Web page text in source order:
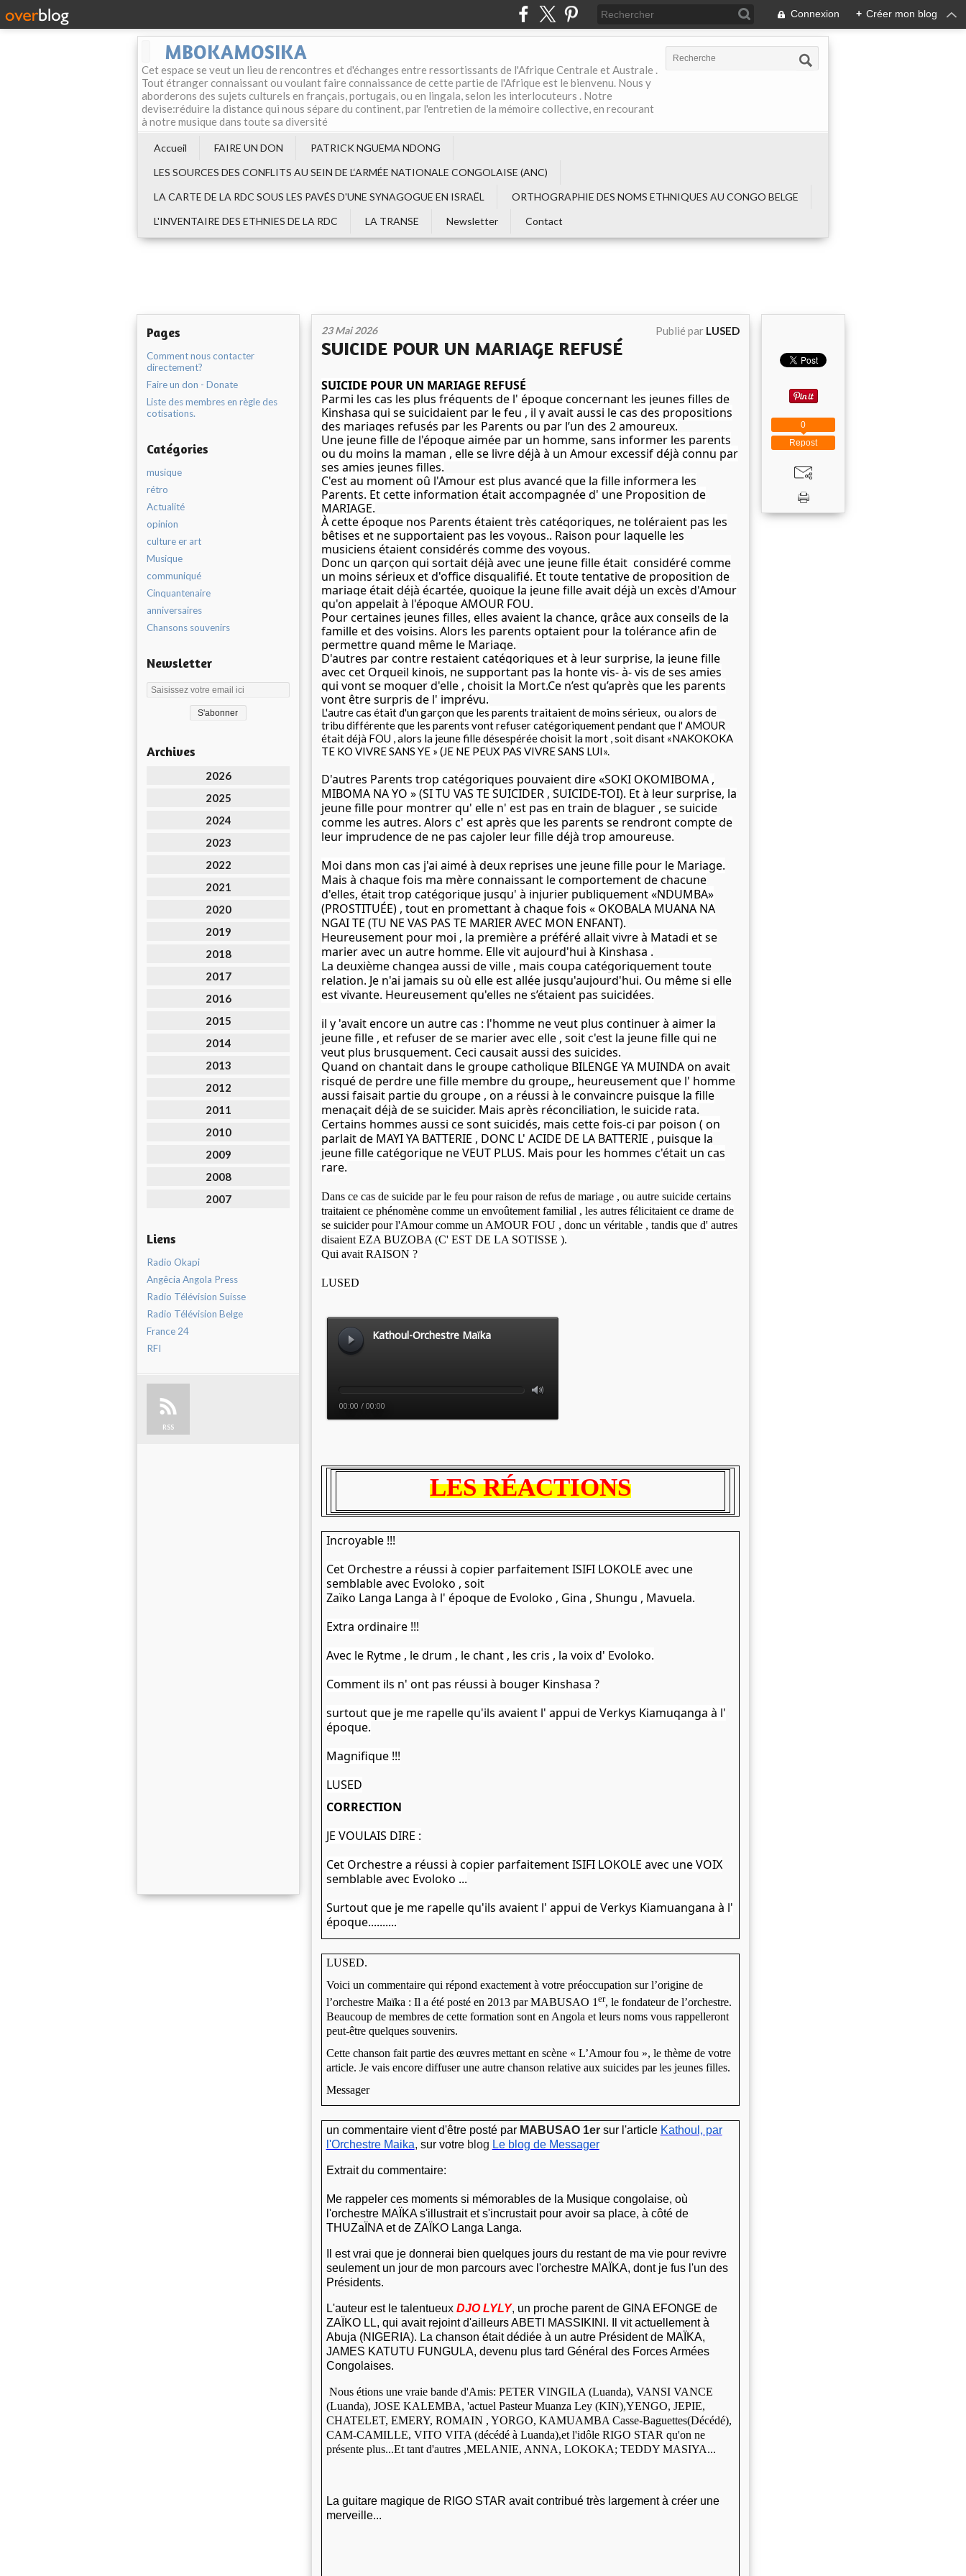
Connexion + Créer mon blog
MBOKAMOSIKA
Cet espace se veut un lieu de rencontres et d'échanges entre ressortissants de l'Afrique Centrale et Australe .
Tout étranger connaissant ou voulant faire connaissance de cette partie de l'Afrique est le bienvenu. Nous y
aborderons des sujets culturels en français, portugais, ou en lingala, selon les interlocuteurs . Notre
devise:réduire la distance qui nous sépare du continent, par l'entretien de la mémoire collective, en recourant
à notre musique dans toute sa diversité
Accueil FAIRE UN DON
PATRICK NGUEMA NDONG
LES SOURCES DES CONFLITS AU SEIN DE L‘ARMÉE NATIONALE CONGOLAISE (ANC)
LA CARTE DE LA RDC SOUS LES PAVÉS D'UNE SYNAGOGUE EN ISRAËL
ORTHOGRAPHIE DES NOMS ETHNIQUES AU CONGO BELGE
L'INVENTAIRE DES ETHNIES DE LA RDC
LA TRANSE Newsletter Contact
Pages
Comment nous contacter
directement?
Faire un don - Donate
Liste des membres en règle des
cotisations.
Catégories
musique
rétro
Actualité
opinion
culture er art
Musique
communiqué
Cinquantenaire
anniversaires
Chansons souvenirs
Newsletter
Archives
2026
2025
2024
2023
2022
2021
2020
2019
2018
2017
2016
2015
2014
2013
2012
2011
2010
2009
2008
2007
Liens
Radio Okapi
Angêcia Angola Press
Radio Télévision Suisse
Radio Télévision Belge
France 24
RFI
RSS
23 Mai 2026 Publié par LUSED
SUICIDE POUR UN MARIAGE REFUSÉ
SUICIDE POUR UN MARIAGE REFUSÉ
Parmi les cas les plus fréquents de l' époque concernant les jeunes filles de
Kinshasa qui se suicidaient par le feu , il y avait aussi le cas des propositions
des mariages refusés par les Parents ou par l’un des 2 amoureux.
Une jeune fille de l'époque aimée par un homme, sans informer les parents
ou du moins la maman , elle se livre déjà à un Amour excessif déjà connu par
ses amies jeunes filles.
C'est au moment oû l'Amour est plus avancé que la fille informera les
Parents. Et cette information était accompagnée d' une Proposition de
MARIAGE.
À cette époque nos Parents étaient très catégoriques, ne toléraient pas les
bêtises et ne supportaient pas les voyous.. Raison pour laquelle les
musiciens étaient considérés comme des voyous.
Donc un garçon qui sortait déjà avec une jeune fille était considéré comme
un moins sérieux et d'office disqualifié. Et toute tentative de proposition de
mariage était déjà écartée, quoique la jeune fille avait déjà un excès d'Amour
qu'on appelait à l'époque AMOUR FOU.
Pour certaines jeunes filles, elles avaient la chance, grâce aux conseils de la
famille et des voisins. Alors les parents optaient pour la tolérance afin de
permettre quand même le Mariage.
D'autres par contre restaient catégoriques et à leur surprise, la jeune fille
avec cet Orgueil kinois, ne supportant pas la honte vis- à- vis de ses amies
qui vont se moquer d'elle , choisit la Mort.Ce n’est qu’après que les parents
vont être surpris de l' imprévu.
L'autre cas était d'un garçon que les parents traitaient de moins sérieux, ou alors de
tribu différente que les parents vont refuser catégoriquement pendant que l' AMOUR
était déjà FOU , alors la jeune fille désespérée choisit la mort , soit disant «NAKOKOKA
TE KO VIVRE SANS YE » (JE NE PEUX PAS VIVRE SANS LUI».
D'autres Parents trop catégoriques pouvaient dire «SOKI OKOMIBOMA ,
MIBOMA NA YO » (SI TU VAS TE SUICIDER , SUICIDE-TOI). Et à leur surprise, la
jeune fille pour montrer qu' elle n' est pas en train de blaguer , se suicide
comme les autres. Alors c' est après que les parents se rendront compte de
leur imprudence de ne pas cajoler leur fille déjà trop amoureuse.
Moi dans mon cas j'ai aimé à deux reprises une jeune fille pour le Mariage.
Mais à chaque fois ma mère connaissant le comportement de chacune
d'elles, était trop catégorique jusqu' à injurier publiquement «NDUMBA»
(PROSTITUÉE) , tout en promettant à chaque fois « OKOBALA MUANA NA
NGAI TE (TU NE VAS PAS TE MARIER AVEC MON ENFANT).
Heureusement pour moi , la première a préféré allait vivre à Matadi et se
marier avec un autre homme. Elle vit aujourd'hui à Kinshasa .
La deuxième changea aussi de ville , mais coupa catégoriquement toute
relation. Je n'ai jamais su où elle est allée jusqu'aujourd'hui. Ou même si elle
est vivante. Heureusement qu'elles ne s’étaient pas suicidées.
il y 'avait encore un autre cas : l'homme ne veut plus continuer à aimer la
jeune fille , et refuser de se marier avec elle , soit c'est la jeune fille qui ne
veut plus brusquement. Ceci causait aussi des suicides.
Quand on chantait dans le groupe catholique BILENGE YA MUINDA on avait
risqué de perdre une fille membre du groupe,, heureusement que l' homme
aussi faisait partie du groupe , on a réussi à le convaincre puisque la fille
menaçait déjà de se suicider. Mais après réconciliation, le suicide rata.
Certains hommes aussi ce sont suicidés, mais cette fois-ci par poison ( on
parlait de MAYI YA BATTERIE , DONC L' ACIDE DE LA BATTERIE , puisque la
jeune fille catégorique ne VEUT PLUS. Mais pour les hommes c'était un cas
rare.
Dans ce cas de suicide par le feu pour raison de refus de mariage , ou autre suicide certains
traitaient ce phénomène comme un envoûtement familial , les autres félicitaient ce drame de
se suicider pour l'Amour comme un AMOUR FOU , donc un véritable , tandis que d' autres
disaient EZA BUZOBA (C' EST DE LA SOTISSE ).
Qui avait RAISON ?
LUSED
LES RÉACTIONS
Incroyable !!!
Cet Orchestre a réussi à copier parfaitement ISIFI LOKOLE avec une
semblable avec Evoloko , soit
Zaïko Langa Langa à l' époque de Evoloko , Gina , Shungu , Mavuela.
Extra ordinaire !!!
Avec le Rytme , le drum , le chant , les cris , la voix d' Evoloko.
Comment ils n' ont pas réussi à bouger Kinshasa ?
surtout que je me rapelle qu'ils avaient l' appui de Verkys Kiamuqanga à l'
époque.
Magnifique !!!
LUSED
CORRECTION
JE VOULAIS DIRE :
Cet Orchestre a réussi à copier parfaitement ISIFI LOKOLE avec une VOIX
semblable avec Evoloko ...
Surtout que je me rapelle qu'ils avaient l' appui de Verkys Kiamuangana à l'
époque..........
LUSED.
Voici un commentaire qui répond exactement à votre préoccupation sur l’origine de
l’orchestre Maïka : Il a été posté en 2013 par MABUSAO 1 er, le fondateur de l’orchestre.
Beaucoup de membres de cette formation sont en Angola et leurs noms vous rappelleront
peut-être quelques souvenirs.
Cette chanson fait partie des œuvres mettant en scène « L’Amour fou », le thème de votre
article. Je vais encore diffuser une autre chanson relative aux suicides par les jeunes filles.
Messager
un commentaire vient d'être posté par MABUSAO 1ersur l'article Kathoul, par
l'Orchestre Maika, sur votreblog Le blog de Messager
Extrait du commentaire:
Me rappeler ces moments si mémorables de la Musique congolaise, où
l'orchestre MAÏKA s'illustrait et s'incrustait pour avoir sa place, à côté de
THUZaÏNA et de ZAÏKO Langa Langa.
Il est vrai que je donnerai bien quelques jours du restant de ma vie pour revivre
seulement un jour de mon parcours avec l'orchestre MAÏKA, dont je fus l'un des
Présidents.
L'auteur est le talentueux DJO LYLY, un proche parent de GINA EFONGE de
ZAÏKO LL, qui avait rejoint d'ailleurs ABETI MASSIKINI. Il vit actuellement à
Abuja (NIGERIA). La chanson était dédiée à un autre Président de MAÏKA,
JAMES KATUTU FUNGULA, devenu plus tard Général des Forces Armées
Congolaises.
Nous étions une vraie bande d'Amis: PETER VINGILA (Luanda), VANSI VANCE
(Luanda), JOSE KALEMBA, 'actuel Pasteur Muanza Ley (KIN),YENGO, JEPIE,
CHATELET, EMERY, ROMAIN , YORGO, KAMUAMBA Casse-Baguettes(Décédé),
CAM-CAMILLE, VITO VITA (décédé à Luanda),et l'idôle RIGO STAR qu'on ne
présente plus...Et tant d'autres ,MELANIE, ANNA, LOKOKA; TEDDY MASIYA...
La guitare magique de RIGO STAR avait contribué très largement à créer une
merveille...
Repost
0